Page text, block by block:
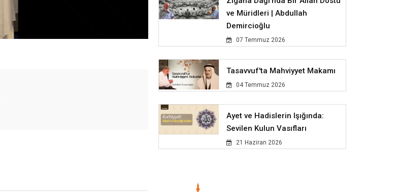
ve Müridleri | Abdullah
Demircioğlu
07 Temmuz 2026
Tasavvuf'ta Mahviyyet Makamı
04 Temmuz 2026
Ayet ve Hadislerin Işığında:
Sevilen Kulun Vasıfları
21 Haziran 2026